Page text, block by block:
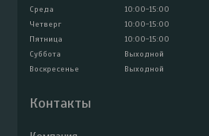
Среда
10:00-15:00
Четверг
10:00-15:00
Пятница
10:00-15:00
Суббота
Выходной
Воскресенье
Выходной
Контакты